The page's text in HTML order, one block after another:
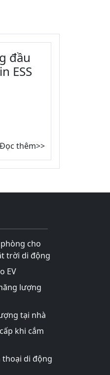
đầu
ESS
Đọc thêm>>
cho
trời di động
EV
lượng
tại nhà
khi cắm
thoại di động